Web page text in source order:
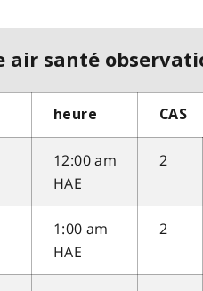
air santé
heure CAS
12:00 am
HAE
2
1:00 am
HAE
2